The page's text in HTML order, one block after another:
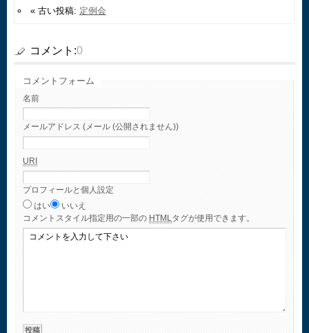
« 古い投稿: 定例会
コメント:0
コメントフォーム
名前
メールアドレス (メール (公開されません))
URI
プロフィールと個人設定
はい
いいえ
コメント スタイル指定用の一部の HTMLタグが使用できます。